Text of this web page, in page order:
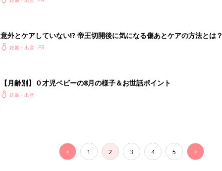
意外とケアしていない!? 帝王切開後に気になる傷あとケアの方法とは？
妊娠・出産
【月齢別】０才児ベビーの8月の様子＆お世話ポイント
妊娠・出産
< 1 2 3 4 5 >